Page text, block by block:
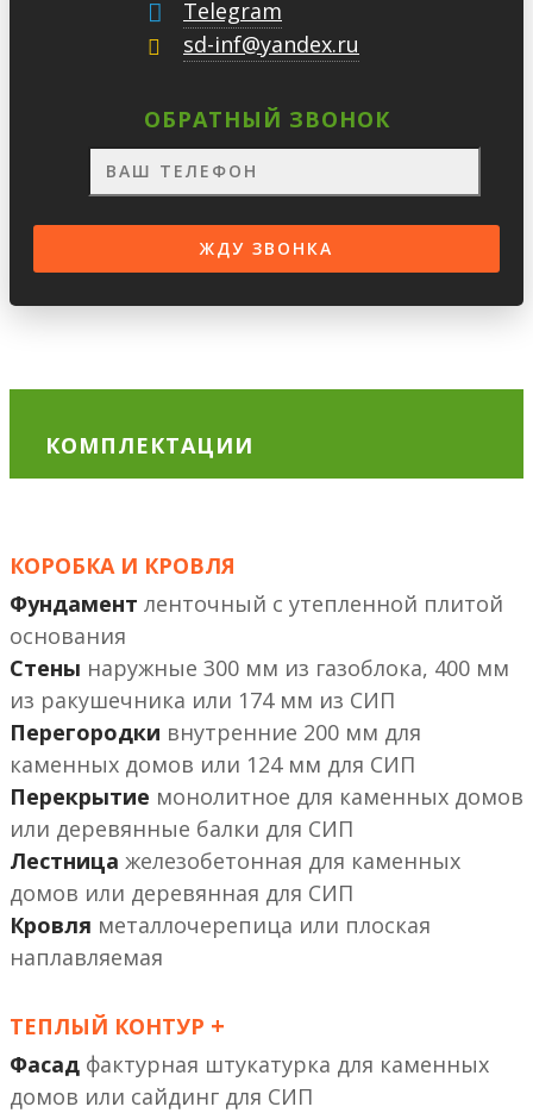
Telegram
sd-inf@yandex.ru
ОБРАТНЫЙ ЗВОНОК
КОМПЛЕКТАЦИИ
КОРОБКА И КРОВЛЯ
Фундамент ленточный с утепленной плитой
основания
Стены наружные 300 мм из газоблока, 400 мм
из ракушечника или 174 мм из СИП
Перегородки внутренние 200 мм
или 124 мм
Перекрытие монолитное
или деревянные балки
Лестница железобетонная
или деревянная
Кровля металлочерепица или плоская
наплавляемая
ТЕПЛЫЙ КОНТУР +
Фасад фактурная штукатурка
или сайдинг